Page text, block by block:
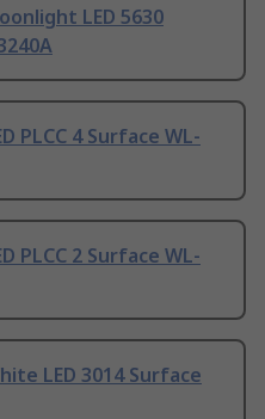
LED 5630
PLCC 4 Surface WL-
PLCC 2 Surface WL-
LED 3014 Surface